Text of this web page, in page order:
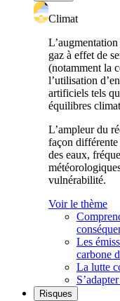
Climat
gaz à effet de
(notamment la
l’utilisation
artificiels tels
équilibres
L’ampleur du
façon différente
des eaux,
vulnérabilité.
Voir le thème
Les
carbone
La lutte
Risques